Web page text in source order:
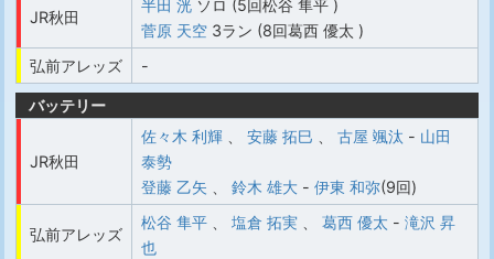
JR秋田
半田 洸 ソロ (5回松谷 隼平 )
菅原 天空 3ラン (8回葛西 優太 )
弘前アレッズ
-
バッテリー
JR秋田
佐々木 利輝 安藤 拓巳 古屋 颯汰 - 山田
泰勢
登藤 乙矢
鈴木 雄大 - 伊東 和弥(9回)
弘前アレッズ
松谷 隼平 塩倉 拓実 葛西 優太 - 滝沢 昇
也